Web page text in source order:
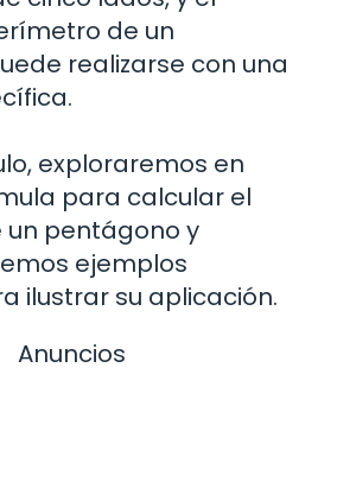
de un
realizarse con una
exploraremos en
para calcular el
pentágono y
ejemplos
ilustrar su aplicación.
Anuncios